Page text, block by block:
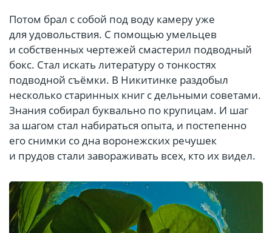
Потом брал с собой под воду камеру уже
для удовольствия. С помощью умельцев
и собственных чертежей смастерил подводный
бокс. Стал искать литературу о тонкостях
подводной съёмки. В Никитинке раздобыл
несколько старинных книг с дельными советами.
Знания собирал буквально по крупицам. И шаг
за шагом стал набираться опыта, и постепенно
его снимки со дна воронежских речушек
и прудов стали завораживать всех, кто их видел.